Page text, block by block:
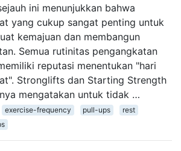
ini menunjukkan bahwa
yang cukup sangat penting untuk
kemajuan dan membangun
Semua rutinitas pengangkatan
reputasi menentukan "hari
Stronglifts dan Starting Strength
mengatakan untuk tidak …
exercise-frequency pull-ups
rest